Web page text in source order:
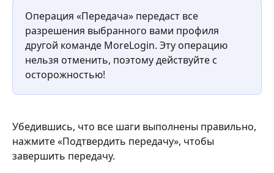
Операция «Передача» передаст все
разрешения выбранного вами профиля
другой команде MoreLogin. Эту операцию
нельзя отменить, поэтому действуйте с
осторожностью!
Убедившись, что все шаги выполнены правильно,
нажмите «Подтвердить передачу», чтобы
завершить передачу.